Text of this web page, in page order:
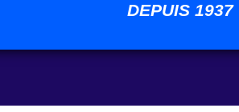
DEPUIS 1937